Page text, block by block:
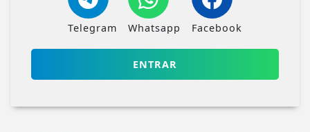
Telegram Whatsapp Facebook
ENTRAR